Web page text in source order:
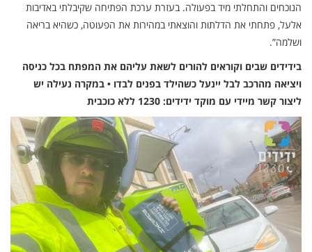
הנוכחים והתחלתי מיד בפעולה. בעזרת ערכת הפתיחה שקיבלתי באדיבות
אלעל, פתחתי את הדלתות והוצאתי במהירות את הפעוטה, כשהיא בריאה
ושלמה”.
בידידים שבים וקוראים להורים לשאת עליהם את המפתח בכל כניסה
ויציאה מהרכב לבל יינעל כשהילד בפנים לבדו • במקרה נעילה יש
ליצור קשר מיידי עם מוקד ידידים: 1230 ללא כוכבית